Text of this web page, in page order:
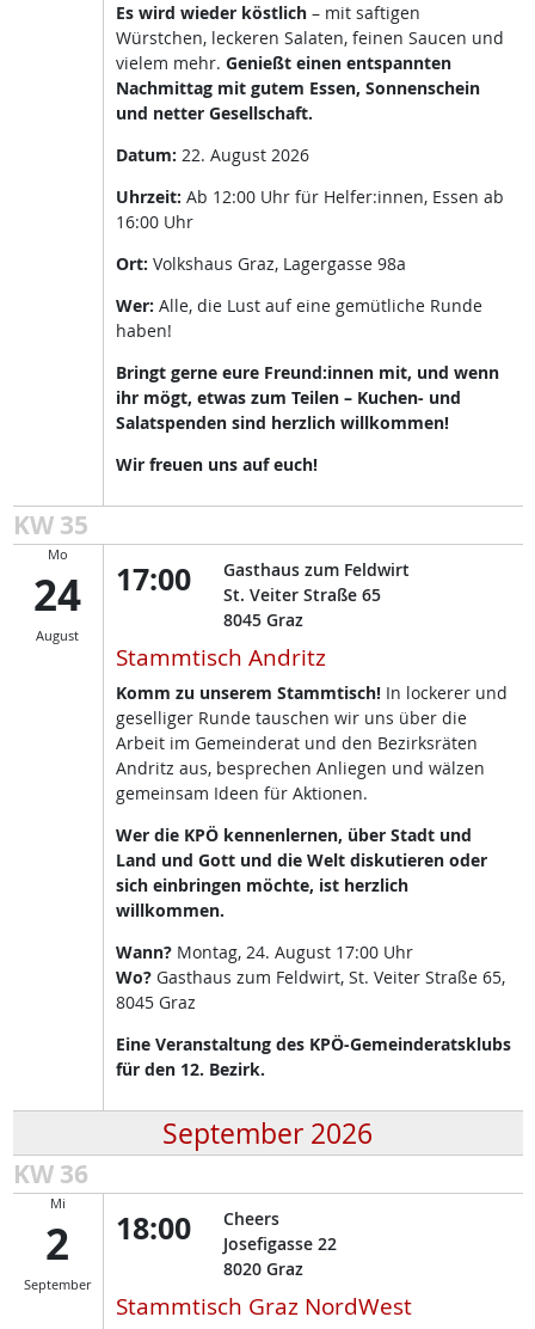
Es wird wieder köstlich – mit saftigen
Würstchen, leckeren Salaten, feinen Saucen und
vielem mehr. Genießt einen entspannten
Nachmittag mit gutem Essen, Sonnenschein
und netter Gesellschaft.
Datum: 22. August 2026
Uhrzeit: Ab 12:00 Uhr für Helfer:innen, Essen ab
16:00 Uhr
Ort: Volkshaus Graz, Lagergasse 98a
Wer: Alle, die Lust auf eine gemütliche Runde
haben!
Bringt gerne eure Freund:innen mit, und wenn
ihr mögt, etwas zum Teilen – Kuchen- und
Salatspenden sind herzlich willkommen!
Wir freuen uns auf euch!
KW 35
Mo
24
August
17:00
Gasthaus zum Feldwirt
St. Veiter Straße 65
8045 Graz
Stammtisch Andritz
Komm zu unserem Stammtisch!In lockerer und
geselliger Runde tauschen wir uns über die
Arbeit im Gemeinderat und den Bezirksräten
Andritz aus, besprechen Anliegen und wälzen
gemeinsam Ideen für Aktionen.
Wer die KPÖ kennenlernen, über Stadt und
Land und Gott und die Welt diskutieren oder
sich einbringen möchte, ist herzlich
willkommen.
Wann?Montag, 24. August 17:00 Uhr
Wo?Gasthaus zum Feldwirt, St. Veiter Straße 65,
8045 Graz
Eine Veranstaltung des KPÖ-Gemeinderatsklubs
für den 12. Bezirk.
September 2026
KW 36
Mi
2
September
18:00
Cheers
Josefigasse 22
8020 Graz
Stammtisch Graz NordWest